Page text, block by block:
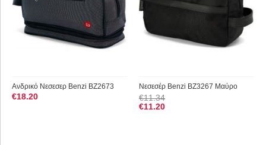
Ανδρικό Νεσεσερ Benzi BZ2673
€18.20
Νεσεσέρ Benzi BZ3267 Μαύρο
€11.34
€11.20